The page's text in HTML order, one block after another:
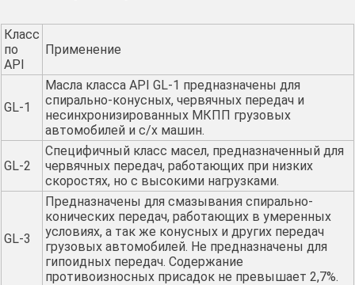
Класс
по
API
Применение
GL-1
Масла класса API GL-1 предназначены для
спирально-конусных, червячных передач и
несинхронизированных МКПП грузовых
автомобилей и с/х машин.
GL-2
Специфичный класс масел, предназначенный для
червячных передач, работающих при низких
скоростях, но с высокими нагрузками.
GL-3
Предназначены для смазывания спирально-
конических передач, работающих в умеренных
условиях, а так же конусных и других передач
грузовых автомобилей. Не предназначены для
гипоидных передач. Содержание
противоизносных присадок не превышает 2,7%.